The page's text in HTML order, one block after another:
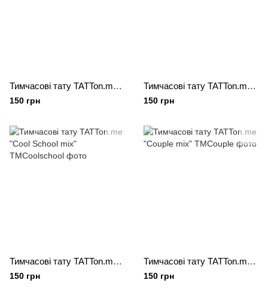
Тимчасові тату TATTon.me "Urban mix"
150 грн
Тимчасові тату TATTon.me "80s Disco mix"
150 грн
Тимчасові тату TATTon.me "Cool School mix"
150 грн
Тимчасові тату TATTon.me "Couple mix"
150 грн